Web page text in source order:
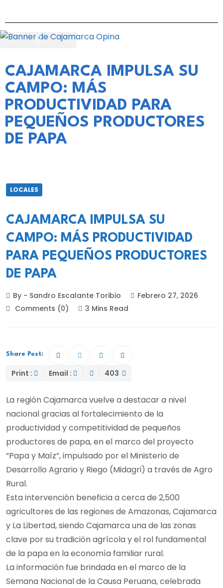
CAJAMARCA IMPULSA SU
CAMPO: MÁS
PRODUCTIVIDAD PARA
PEQUEÑOS PRODUCTORES
DE PAPA
LOCALES
CAJAMARCA IMPULSA SU
CAMPO: MÁS PRODUCTIVIDAD
PARA PEQUEÑOS PRODUCTORES
DE PAPA
By - Sandro Escalante Toribio
Febrero 27, 2026
Comments (0)
3 Mins Read
Share Post:
Print : Email : 403
La región Cajamarca vuelve a destacar a nivel
nacional gracias al fortalecimiento de la
productividad y competitividad de pequeños
productores de papa, en el marco del proyecto
“Papa y Maíz”, impulsado por el Ministerio de
Desarrollo Agrario y Riego (Midagri) a través de Agro
Rural.
Esta intervención beneficia a cerca de 2,500
agricultores de las regiones de Amazonas, Cajamarca
y La Libertad, siendo Cajamarca una de las zonas
clave por su tradición agrícola y el rol fundamental
de la papa en la economía familiar rural.
La información fue brindada en el marco de la
Semana Nacional de la Causa Peruana, celebrada